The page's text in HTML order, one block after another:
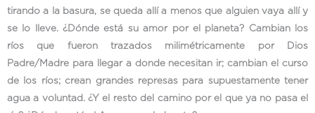
tirando a la basura, se queda allí a menos que alguien vaya allí y
se lo lleve. ¿Dónde está su amor por el planeta? Cambian los
ríos que fueron trazados milimétricamente por Dios
Padre/Madre para llegar a donde necesitan ir; cambian el curso
de los ríos; crean grandes represas para supuestamente tener
agua a voluntad. ¿Y el resto del camino por el que ya no pasa el